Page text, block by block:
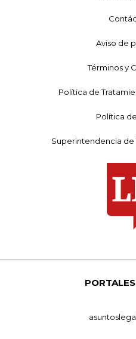
Aviso de
Términos y
Política de
Política
Superintendencia de